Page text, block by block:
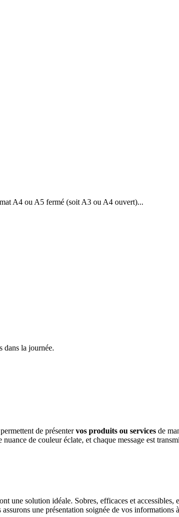
A4 ou A5 fermé (soit A3 ou A4 ouvert)...
dans la journée.
de présentervos produits ou services de
nuance de couleur éclate, et chaque message est
une solution idéale. Sobres, efficaces et
une présentation soignée de vos informations